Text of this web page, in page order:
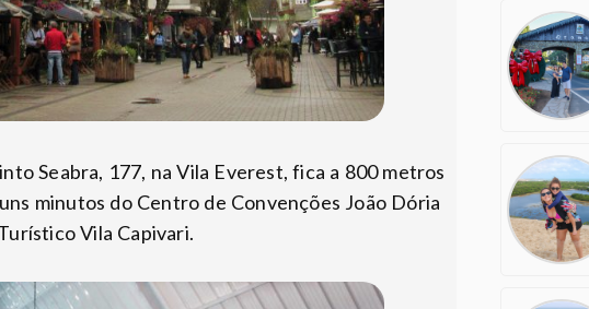
Seabra, 177, na Vila Everest, fica a 800 metros
minutos do Centro de Convenções João Dória
Vila Capivari.